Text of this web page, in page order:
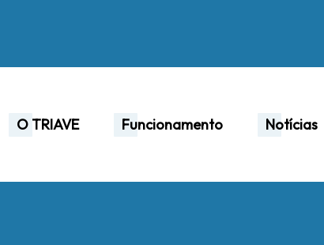
O TRIAVE Funcionamento Notícias